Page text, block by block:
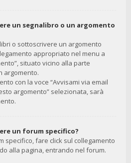
un segnalibro o un argomento
o sottoscrivere un argomento
appropriato nel menu a
situato vicino alla parte
argomento.
con la voce “Avvisami via email
argomento” selezionata, sarà
un forum specifico?
specifico, fare click sul collegamento
alla pagina, entrando nel forum.